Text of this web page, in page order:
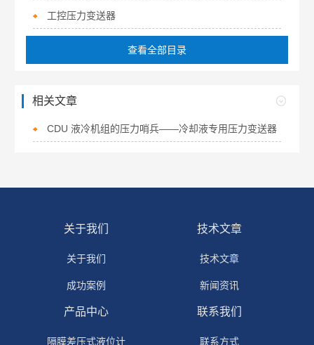
工控压力变送器
查看全部目录
相关文章
CDU 液冷机组的压力哨兵——冷却液专用压力变送器
关于我们
关于我们
成功案例
技术文章
技术文章
新闻资讯
产品中心
隔膜差压式液位计
联系我们
联系方式